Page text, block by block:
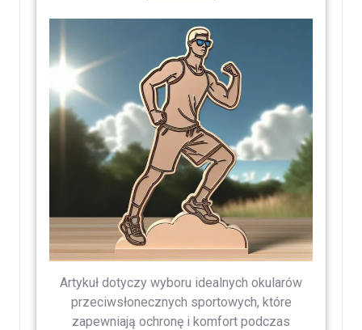
Artykuł dotyczy wyboru idealnych okularów
przeciwsłonecznych sportowych, które
zapewniają ochronę i komfort podczas